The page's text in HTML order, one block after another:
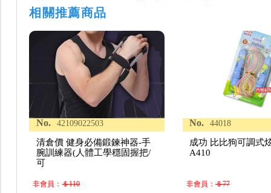
相關推薦商品
No. 42109022503
清倉價 健身必備鍛鍊神器-手
腕訓練器(人體工學穩固握把/
可
非會員：＄110
No. 44018
成功 比比狗可調式
A410
非會員： ＄77